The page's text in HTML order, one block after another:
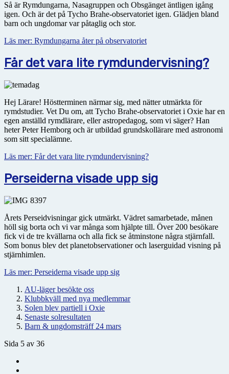
Så är Rymdungarna, Nasagruppen och Obsgänget äntligen igång
igen. Och är det på Tycho Brahe-observatoriet igen. Glädjen bland
barn och ungdomar var påtaglig och stor.
Läs mer: Rymdungarna åter på observatoriet
Får det vara lite rymdundervisning?
Hej Lärare! Höstterminen närmar sig, med nätter utmärkta för
rymdstudier. Vet Du om, att Tycho Brahe-observatoriet i Oxie har en
egen anställd rymdlärare, eller astropedagog, som vi säger? Han
heter Peter Hemborg och är utbildad grundskollärare med astronomi
som sitt specialämne.
Läs mer: Får det vara lite rymdundervisning?
Perseiderna visade upp sig
Årets Perseidvisningar gick utmärkt. Vädret samarbetade, månen
höll sig borta och vi var många som hjälpte till. Över 200 besökare
fick vi de tre kvällarna och alla fick se åtminstone några stjärnfall.
Som bonus blev det planetobservationer och laserguidad visning på
stjärnhimlen.
Läs mer: Perseiderna visade upp sig
AU-läger besökte oss
Klubbkväll med nya medlemmar
Solen blev partiell i Oxie
Senaste solresultaten
Barn & ungdomsträff 24 mars
Sida 5 av 36